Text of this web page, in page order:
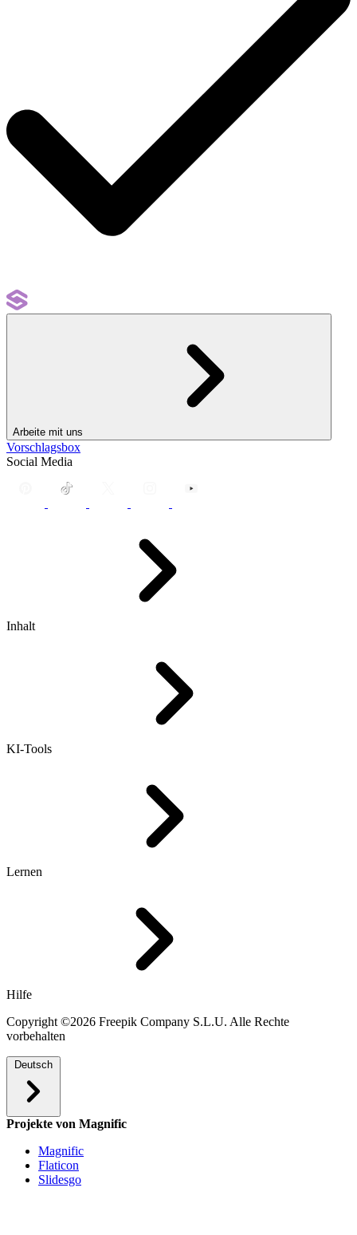
Arbeite mit uns
Vorschlagsbox
Social Media
Inhalt
KI-Tools
Lernen
Hilfe
Copyright ©2026 Freepik Company S.L.U. Alle Rechte
vorbehalten
Deutsch
Projekte von Magnific
Magnific
Flaticon
Slidesgo